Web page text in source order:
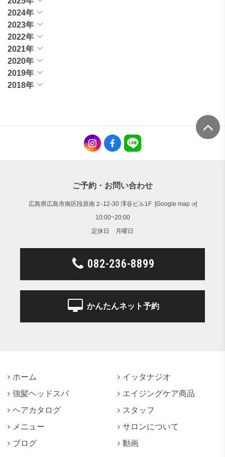
2024年
2023年
2022年
2021年
2020年
2019年
2018年
ご予約・お問い合わせ
広島県広島市南区段原南２-12-30 澤谷ビル1F [Google map
]
10:00~20:00
定休日 月曜日
082-236-8899
かんたんネット予約
ホーム
イッタナジオ
強髪ヘッドスパ
エイジングケア商品
ヘアカタログ
スタッフ
メニュー
サロンについて
ブログ
動画